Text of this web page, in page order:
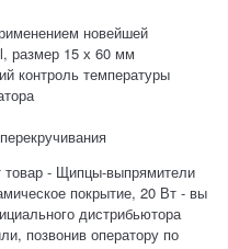
новейшей
размер 15 х 60 мм
контроль температуры
товар - Щипцы-выпрямители
покрытие, 20 Вт - вы
дистрибьютора
позвонив оператору по